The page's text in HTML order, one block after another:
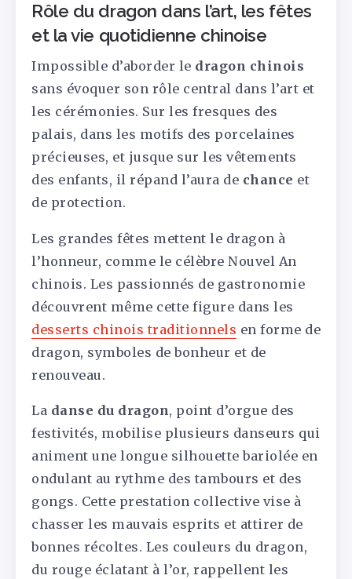
Rôle du dragon dans l’art, les fêtes
et la vie quotidienne chinoise
Impossible d’aborder le dragon chinois
sans évoquer son rôle central dans l’art et
les cérémonies. Sur les fresques des
palais, dans les motifs des porcelaines
précieuses, et jusque sur les vêtements
des enfants, il répand l’aura de chance et
de protection.
Les grandes fêtes mettent le dragon à
l’honneur, comme le célèbre Nouvel An
chinois. Les passionnés de gastronomie
découvrent même cette figure dans les
desserts chinois traditionnels en forme de
dragon, symboles de bonheur et de
renouveau.
La danse du dragon, point d’orgue des
festivités, mobilise plusieurs danseurs qui
animent une longue silhouette bariolée en
ondulant au rythme des tambours et des
gongs. Cette prestation collective vise à
chasser les mauvais esprits et attirer de
bonnes récoltes. Les couleurs du dragon,
du rouge éclatant à l’or, rappellent les